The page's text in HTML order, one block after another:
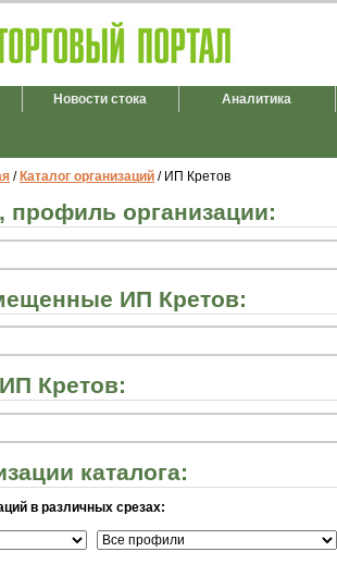
Новости стока Аналитика
/ Каталог организаций / ИП Кретов
профиль организации:
ИП Кретов:
Кретов:
каталога:
в различных срезах: